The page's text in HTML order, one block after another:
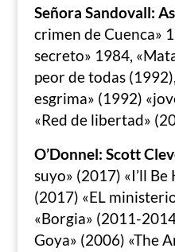
Señora Sandovall:
crimen de Cuenca»
secreto» 1984,
peor de todas
esgrima» (1992)
«Red de libertad»
O’Donnel: Scott
suyo» (2017) «I’ll
(2017) «EL
«Borgia» (2011-
Goya» (2006) «The